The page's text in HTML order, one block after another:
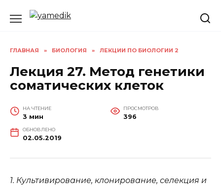
ГЛАВНАЯ » БИОЛОГИЯ » ЛЕКЦИИ ПО БИОЛОГИИ 2
Лекция 27. Метод генетики
соматических клеток
НА ЧТЕНИЕ
3 мин
ПРОСМОТРОВ
396
ОБНОВЛЕНО
02.05.2019
1. Культивирование, клонирование, селекция и